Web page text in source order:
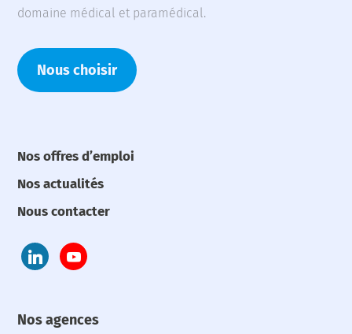
domaine médical et paramédical.
Nous choisir
Nos offres d’emploi
Nos actualités
Nous contacter
Nos agences